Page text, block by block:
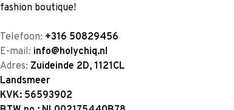
fashion boutique!
Telefoon: +316 50829456
E-mail: info@holychiq.nl
Adres: Zuideinde 2D, 1121CL
Landsmeer
KVK: 56593902